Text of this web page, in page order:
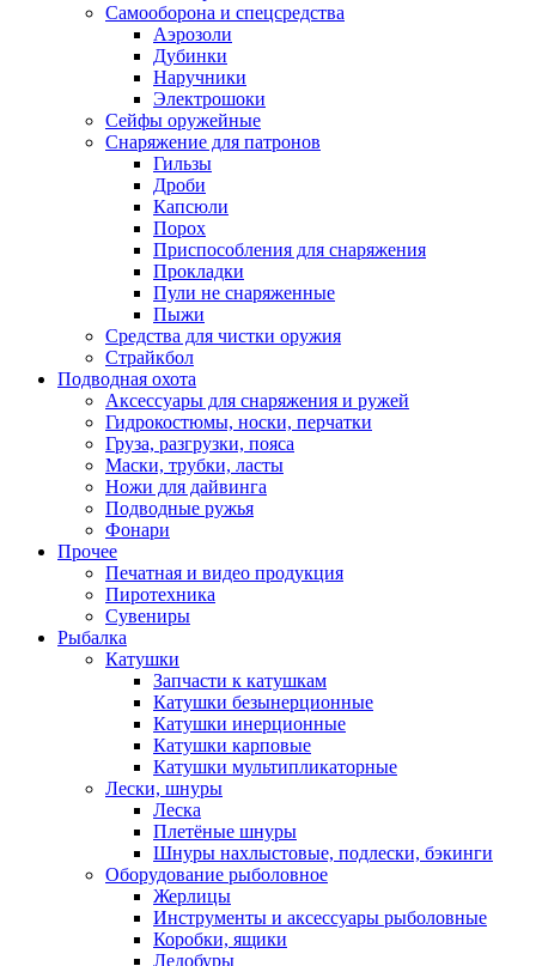
Самооборона и спецсредства
Аэрозоли
Дубинки
Наручники
Электрошоки
Сейфы оружейные
Снаряжение для патронов
Гильзы
Дроби
Капсюли
Порох
Приспособления для снаряжения
Прокладки
Пули не снаряженные
Пыжи
Средства для чистки оружия
Страйкбол
Подводная охота
Аксессуары для снаряжения и ружей
Гидрокостюмы, носки, перчатки
Груза, разгрузки, пояса
Маски, трубки, ласты
Ножи для дайвинга
Подводные ружья
Фонари
Прочее
Печатная и видео продукция
Пиротехника
Сувениры
Рыбалка
Катушки
Запчасти к катушкам
Катушки безынерционные
Катушки инерционные
Катушки карповые
Катушки мультипликаторные
Лески, шнуры
Леска
Плетёные шнуры
Шнуры нахлыстовые, подлески, бэкинги
Оборудование рыболовное
Жерлицы
Инструменты и аксессуары рыболовные
Коробки, ящики
Ледобуры